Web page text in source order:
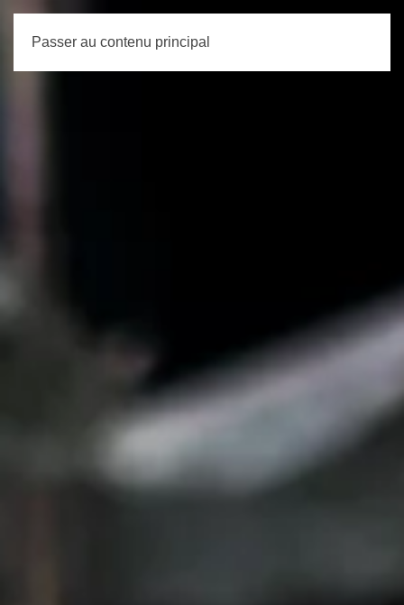
Passer au contenu principal